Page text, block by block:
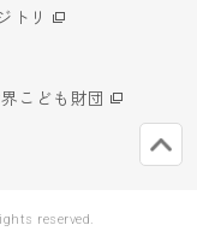
トリ
こども財団
reserved.